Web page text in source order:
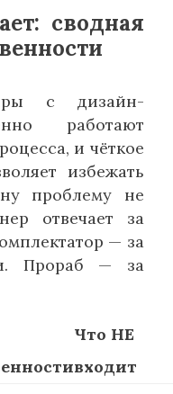
сводная
с дизайн-
работают
и чёткое
избежать
проблему не
отвечает за
— за
Прораб — за
Что НЕ
входит